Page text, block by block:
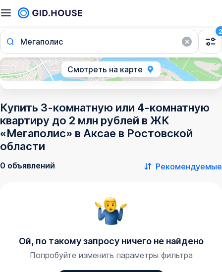
Мегаполис
2
Смотреть на карте
Купить 3-комнатную или 4-комнатную
квартиру до 2 млн рублей в ЖК
«Мегаполис» в Аксае в Ростовской
области
0 объявлений Рекомендуемые
Ой, по такому запросу ничего не найдено
Попробуйте изменить параметры фильтра